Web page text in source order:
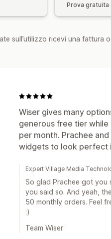
Prova gratuita
sull’utilizzo ricevi una fattura
Wiser gives many
generous free tier
per month. Prachee
widgets to look perfect
Expert Village Media
So glad Prachee got you
you said so. And yeah,
50 monthly orders. Feel
:)
Team Wiser